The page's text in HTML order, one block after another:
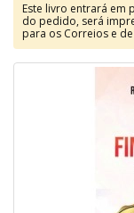
Este livro entrará em
do pedido, será
para os Correios e